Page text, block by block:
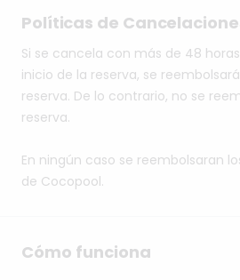
Políticas de
Si se cancela con más de 48
inicio de la reserva, se
reserva. De lo contrario, no se
reserva.
En ningún caso se reembolsaran
de Cocopool.
Cómo funciona